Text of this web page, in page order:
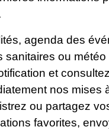
agenda des
sanitaires ou météo
et consultez
nos mises
ou partagez
favorites,